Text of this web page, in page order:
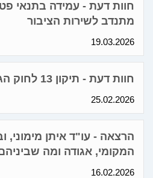
חוות דעת - עמידה בתנאי
מתנדב לשירות הציבור
19.03.2026
חוות דעת - תיקון 13 לחוק הגנת הפרטיות
25.02.2026
הרצאה - עו"ד איתן מימוני,
המקומי, אגודה ומה
16.02.2026